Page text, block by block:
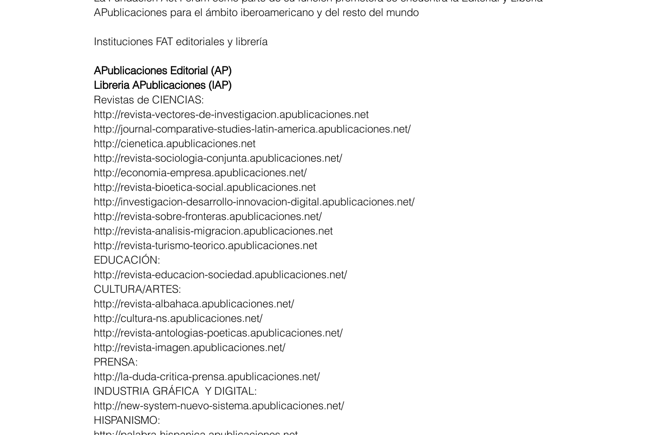
APublicaciones para el ámbito iberoamericano y del resto del mundo
Instituciones FAT editoriales y librería
APublicaciones Editorial (AP)
Libreria APublicaciones (lAP)
Revistas de CIENCIAS:
http://revista-vectores-de-investigacion.apublicaciones.net
http://journal-comparative-studies-latin-america.apublicaciones.net/
http://cienetica.apublicaciones.net
http://revista-sociologia-conjunta.apublicaciones.net/
http://economia-empresa.apublicaciones.net/
http://revista-bioetica-social.apublicaciones.net
http://investigacion-desarrollo-innovacion-digital.apublicaciones.net/
http://revista-sobre-fronteras.apublicaciones.net/
http://revista-analisis-migracion.apublicaciones.net
http://revista-turismo-teorico.apublicaciones.net
EDUCACIÓN:
http://revista-educacion-sociedad.apublicaciones.net/
CULTURA/ARTES:
http://revista-albahaca.apublicaciones.net/
http://cultura-ns.apublicaciones.net/
http://revista-antologias-poeticas.apublicaciones.net/
http://revista-imagen.apublicaciones.net/
PRENSA:
http://la-duda-critica-prensa.apublicaciones.net/
INDUSTRIA GRÁFICA Y DIGITAL:
http://new-system-nuevo-sistema.apublicaciones.net/
HISPANISMO: